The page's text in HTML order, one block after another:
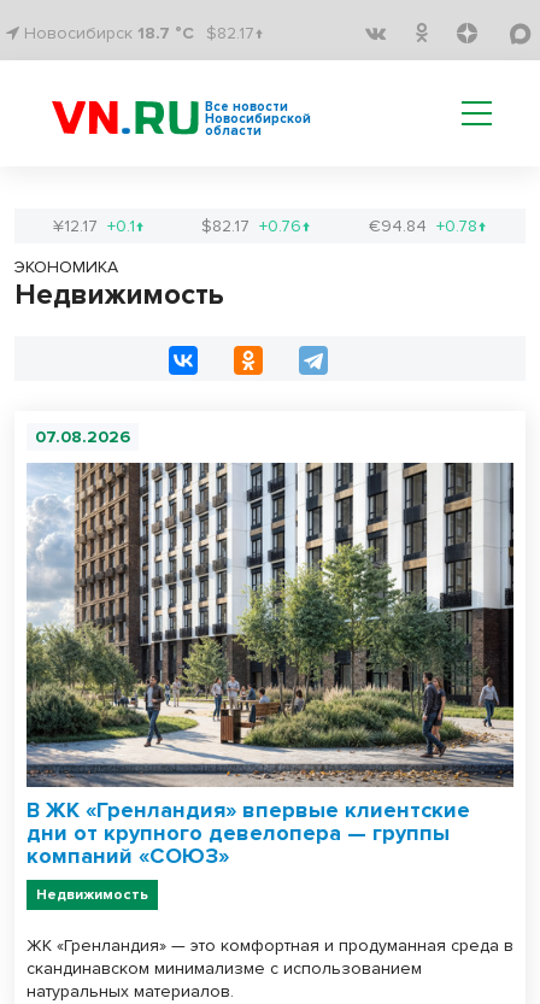
Новосибирск 18.7 °C $82.17↑
Все новости
Новосибирской
области
¥12.17 +0.1↑ $82.17+0.76↑ €94.84+0.78↑
ЭКОНОМИКА
Недвижимость
07.08.2026
В ЖК «Гренландия» впервые клиентские
дни от крупного девелопера — группы
компаний «СОЮЗ»
Недвижимость
ЖК «Гренландия» — это комфортная и продуманная среда в
скандинавском минимализме с использованием
натуральных материалов.